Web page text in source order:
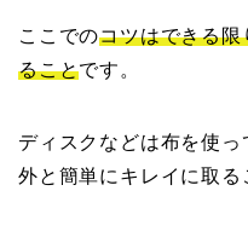
ここでのコツはできる
ることです。
ディスクなどは布を使
外と簡単にキレイに取る